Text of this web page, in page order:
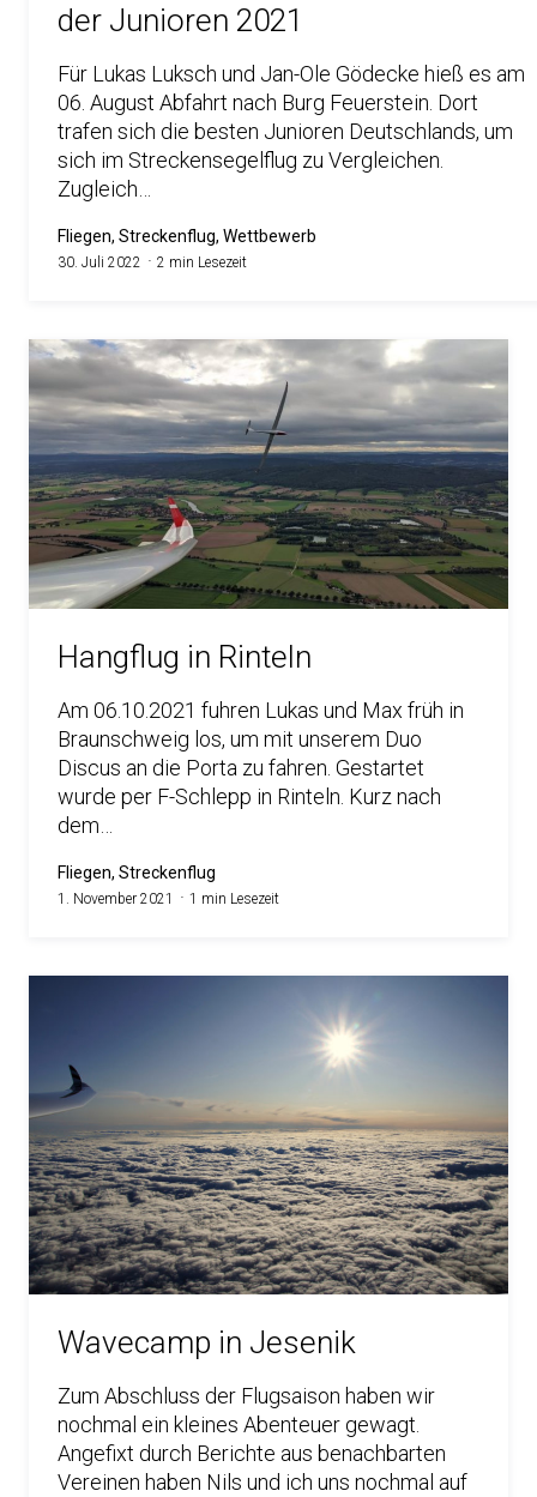
der Junioren 2021
Für Lukas Luksch und Jan-Ole Gödecke hieß es am
06. August Abfahrt nach Burg Feuerstein. Dort
trafen sich die besten Junioren Deutschlands, um
sich im Streckensegelflug zu Vergleichen.
Zugleich…
Fliegen, Streckenflug, Wettbewerb
30. Juli 2022 2 min Lesezeit
Hangflug in Rinteln
Am 06.10.2021 fuhren Lukas und Max früh in
Braunschweig los, um mit unserem Duo
Discus an die Porta zu fahren. Gestartet
wurde per F-Schlepp in Rinteln. Kurz nach
dem…
Fliegen, Streckenflug
1. November 2021 1 min Lesezeit
Wavecamp in Jesenik
Zum Abschluss der Flugsaison haben wir
nochmal ein kleines Abenteuer gewagt.
Angefixt durch Berichte aus benachbarten
Vereinen haben Nils und ich uns nochmal auf